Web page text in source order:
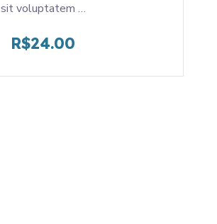
sit voluptatem …
R$24.00